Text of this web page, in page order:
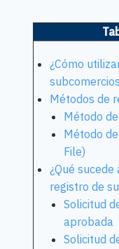
¿Cómo
Métodos de
Método
Método
File)
¿Qué
registro de
Solicitud
aprobada
Solicitud